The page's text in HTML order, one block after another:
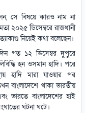
সে বিষয়ে কারও নাম না
২০২৫ ডিসেম্বরে রাজধানী
নিয়েই কথা বলেছেন।
গত ১২ ডিসেম্বর দুপুরে
হন ওসমান হাদি। পরে
হাদি মারা যাওয়ার পর
বাংলাদেশে থাকা ভারতীয়
ভারতে বাংলাদেশের হাই
ঘটনা ঘটে।